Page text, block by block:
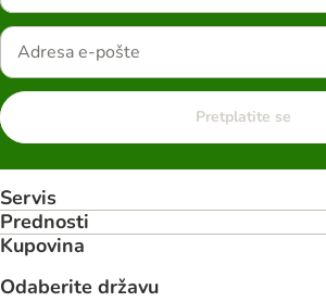
Pretplatite se
Servis
Prednosti
Kupovina
Odaberite državu